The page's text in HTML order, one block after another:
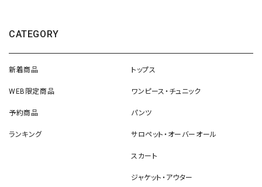
CATEGORY
新着商品
WEB限定商品
予約商品
ランキング
トップス
ワンピース・チュニック
パンツ
サロペット・オーバーオール
スカート
ジャケット・アウター